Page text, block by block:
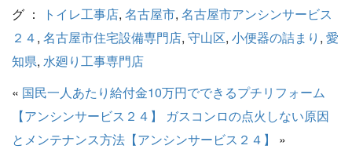
グ ：
トイレ工事店, 名古屋市, 名古屋市アンシンサービス
２４, 名古屋市住宅設備専門店, 守山区, 小便器の詰まり , 愛
知県, 水廻り工事専門店
« 国民一人あたり給付金10万円でできるプチリフォーム
【アンシンサービス２４】
ガスコンロの点火しない原因
とメンテナンス方法【アンシンサービス２４】
»